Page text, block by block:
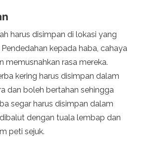
harus disimpan di lokasi yang
kepada haba, cahaya
memusnahkan rasa mereka.
kering harus disimpan dalam
dan boleh bertahan sehingga
segar harus disimpan dalam
dengan tuala lembap dan
peti sejuk.